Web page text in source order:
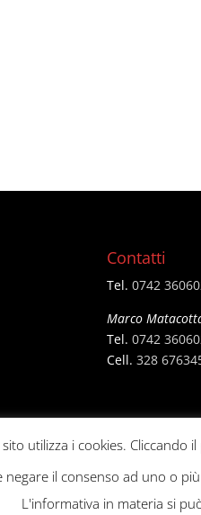
Contatti
Tel. 0742
Marco
Tel. 0742
Cell. 328
utilizza i cookies. Cliccando
negare il consenso ad uno o
L'informativa in materia si